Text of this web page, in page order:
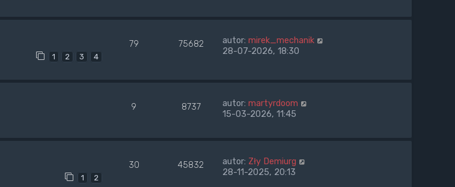
1 2 3 4
79 75682 autor: mirek_mechanik
28-07-2026, 18:30
9 8737 autor: martyrdoom
15-03-2026, 11:45
1 2
30 45832 autor: Zły Demiurg
28-11-2025, 20:13